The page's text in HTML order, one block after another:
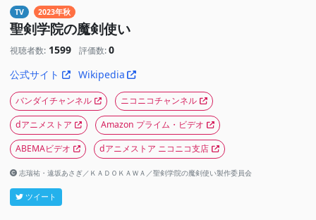
TV 2023年秋
聖剣学院の魔剣使い
視聴者数: 1599 評価数: 0
公式サイト
Wikipedia
バンダイチャンネル
ニコニコチャンネル
dアニメストア
Amazon プライム・ビデオ
ABEMAビデオ
dアニメストア ニコニコ支店
志瑞祐・遠坂あさぎ／ＫＡＤＯＫＡＷＡ／聖剣学院の魔剣使い製作委員会
ツイート